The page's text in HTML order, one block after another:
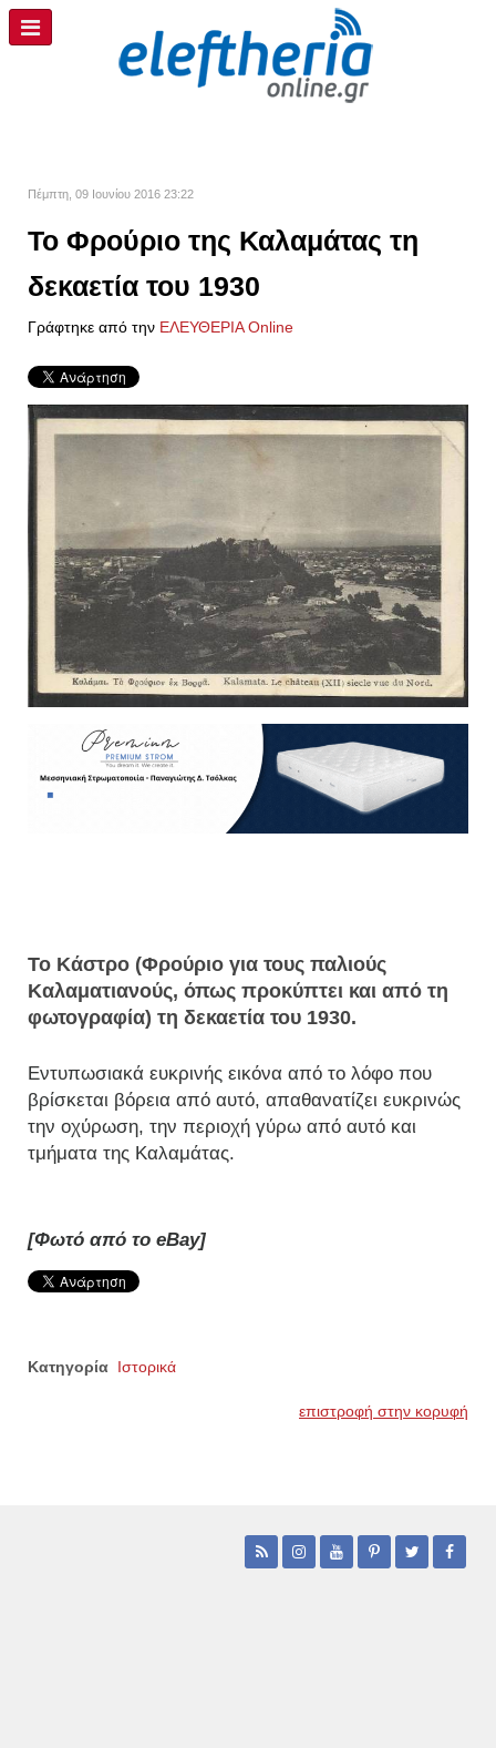
Πέμπτη, 09 Ιουνίου 2016 23:22
Το Φρούριο της Καλαμάτας τη
δεκαετία του 1930
Γράφτηκε από την ΕΛΕΥΘΕΡΙΑ Online
Το Κάστρο (Φρούριο για τους παλιούς
Καλαματιανούς, όπως προκύπτει και από τη
φωτογραφία) τη δεκαετία του 1930.
Εντυπωσιακά ευκρινής εικόνα από το λόφο που
βρίσκεται βόρεια από αυτό, απαθανατίζει ευκρινώς
την οχύρωση, την περιοχή γύρω από αυτό και
τμήματα της Καλαμάτας.
[Φωτό από το eBay]
Κατηγορία Ιστορικά
επιστροφή στην κορυφή